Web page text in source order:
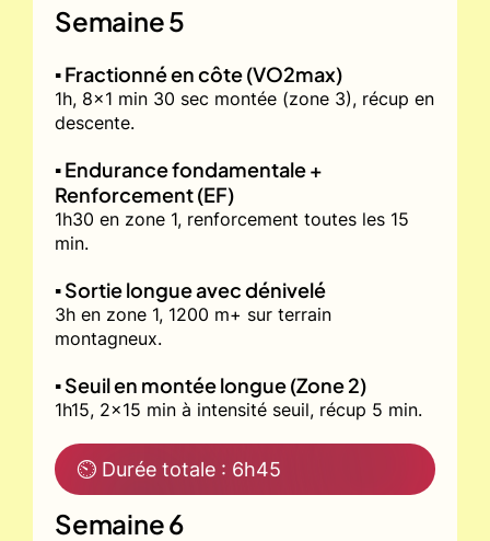
Semaine 5
▪️ Fractionné en côte (VO2max)
1h, 8x1 min 30 sec montée (zone 3), récup en
descente.
▪️ Endurance fondamentale +
Renforcement (EF)
1h30 en zone 1, renforcement toutes les 15
min.
▪️ Sortie longue avec dénivelé
3h en zone 1, 1200 m+ sur terrain
montagneux.
▪️ Seuil en montée longue (Zone 2)
1h15, 2x15 min à intensité seuil, récup 5 min.
⏲ Durée totale : 6h45
Semaine 6